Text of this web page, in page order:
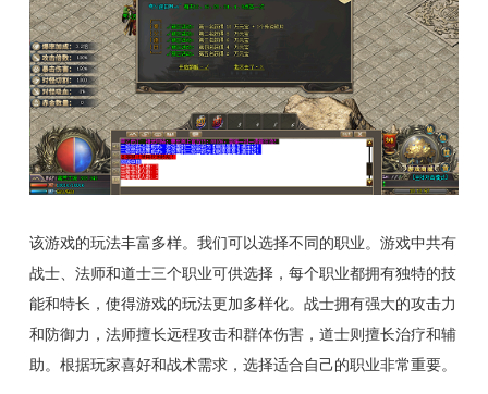
该游戏的玩法丰富多样。我们可以选择不同的职业。游戏中共有
战士、法师和道士三个职业可供选择，每个职业都拥有独特的技
能和特长，使得游戏的玩法更加多样化。战士拥有强大的攻击力
和防御力，法师擅长远程攻击和群体伤害，道士则擅长治疗和辅
助。根据玩家喜好和战术需求，选择适合自己的职业非常重要。